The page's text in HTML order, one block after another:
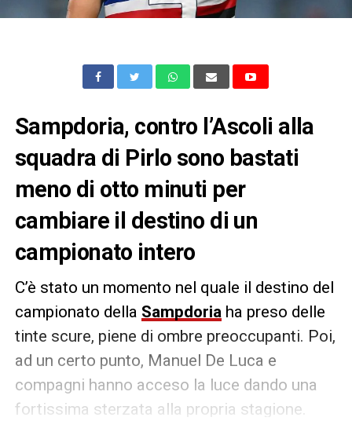
Sampdoria, contro l’Ascoli alla
squadra di Pirlo sono bastati
meno di otto minuti per
cambiare il destino di un
campionato intero
C’è stato un momento nel quale il destino del
campionato della Sampdoriaha preso delle
tinte scure, piene di ombre preoccupanti. Poi,
ad un certo punto, Manuel De Luca e
compagni hanno acceso la luce dando una
fortissima sterzata alla propria stagione.